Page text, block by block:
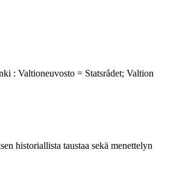
: Valtioneuvosto = Statsrådet; Valtion
historiallista taustaa sekä menettelyn